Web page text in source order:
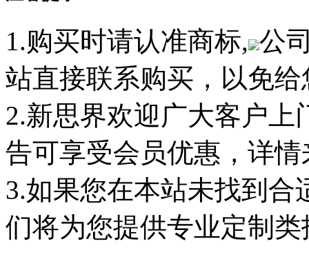
1.购买时请认准商标, 公
站直接联系购买，以免
2.新思界欢迎广大客户
告可享受会员优惠，详
3.如果您在本站未找到
们将为您提供专业定制类